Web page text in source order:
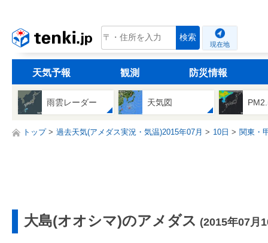
tenki.jp 検索
現在地
天気予報 観測 防災情報
雨雲レーダー 天気図
トップ 過去天気(アメダス実況・気温)2015年07月 10日 関東・
大島(オオシマ)のアメダス (2015年07月